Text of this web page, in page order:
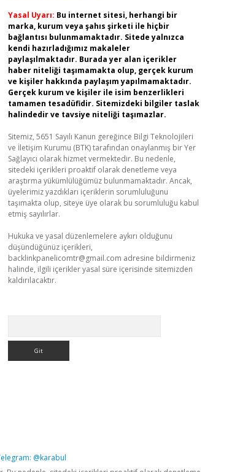
Yasal Uyarı: Bu internet sitesi, herhangi bir
marka, kurum veya şahıs şirketi ile hiçbir
bağlantısı bulunmamaktadır. Sitede yalnızca
kendi hazırladığımız makaleler
paylaşılmaktadır. Burada yer alan içerikler
haber niteliği taşımamakta olup, gerçek kurum
ve kişiler hakkında paylaşım yapılmamaktadır.
Gerçek kurum ve kişiler ile isim benzerlikleri
tamamen tesadüfidir. Sitemizdeki bilgiler taslak
halindedir ve tavsiye niteliği taşımazlar.
Sitemiz, 5651 Sayılı Kanun gereğince Bilgi Teknolojileri
ve İletişim Kurumu (BTK) tarafından onaylanmış bir Yer
Sağlayıcı olarak hizmet vermektedir. Bu nedenle,
sitedeki içerikleri proaktif olarak denetleme veya
araştırma yükümlülüğümüz bulunmamaktadır. Ancak,
üyelerimiz yazdıkları içeriklerin sorumluluğunu
taşımakta olup, siteye üye olarak bu sorumluluğu kabul
etmiş sayılırlar.
Hukuka ve yasal düzenlemelere aykırı olduğunu
düşündüğünüz içerikleri,
backlinkpanelicomtr@gmail.com adresine bildirmeniz
halinde, ilgili içerikler yasal süre içerisinde sitemizden
kaldırılacaktır.
@karabul